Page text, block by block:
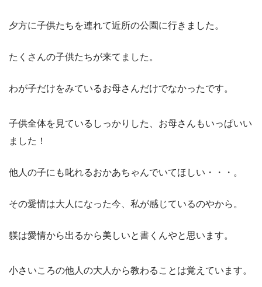
夕方に子供たちを連れて近所の公園に行きました。
たくさんの子供たちが来てました。
わが子だけをみているお母さんだけでなかったです。
子供全体を見ているしっかりした、お母さんもいっぱいい
ました！
他人の子にも叱れるおかあちゃんでいてほしい・・・。
その愛情は大人になった今、私が感じているのやから。
躾は愛情から出るから美しいと書くんやと思います。
小さいころの他人の大人から教わることは覚えています。